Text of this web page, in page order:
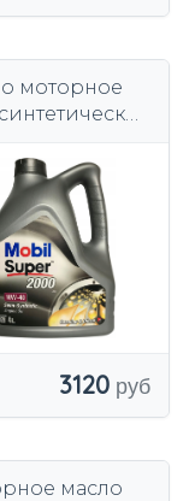
моторное
40 4 л.
3120
масло